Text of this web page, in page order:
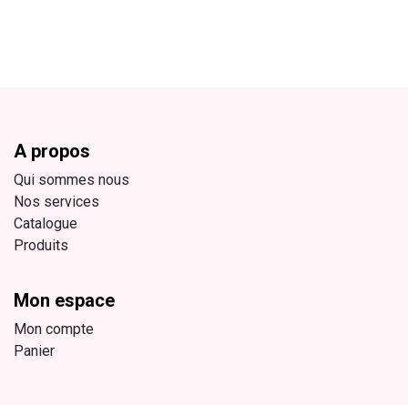
A propos
Qui sommes nous
Nos services
Catalogue
Produits
Mon espace
Mon compte
Panier